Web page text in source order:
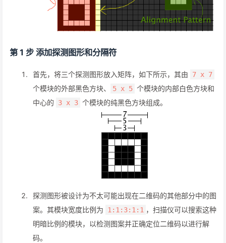
第 1 步 添加探测图形和分隔符
首先，将三个探测图形放入矩阵，如下所示，其由 7 x 7
个模块的外部黑色方块、 5 x 5 个模块的内部白色方块和
中心的
3 x 3 个模块的纯黑色方块组成。
探测图形被设计为不太可能出现在二维码的其他部分中的图
案。其模块宽度比例为
1:1:3:1:1 ，扫描仪可以搜索这种
明暗比例的模块，以检测图案并正确定位二维码以进行解
码。